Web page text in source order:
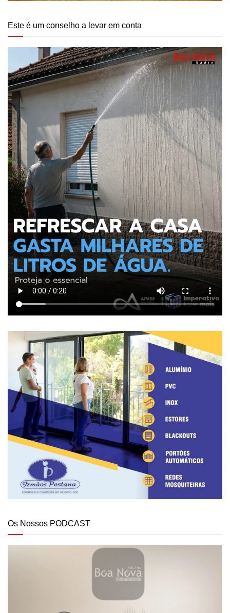
Este é um conselho a levar em conta
Os Nossos PODCAST